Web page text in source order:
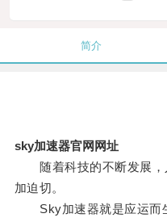
简介
sky加速器官网网址
随着科技的不断发展，
加迫切。
Sky加速器就是应运而